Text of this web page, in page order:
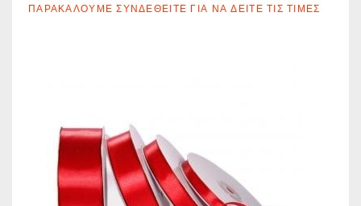
ΠΑΡΑΚΑΛΟΎΜΕ ΣΥΝΔΕΘΕΊΤΕ ΓΙΑ ΝΑ ΔΕΊΤΕ ΤΙΣ ΤΙΜΈΣ